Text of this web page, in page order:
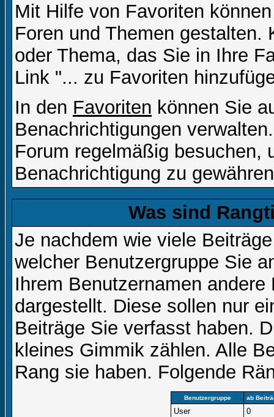
Mit Hilfe von Favoriten
Foren und Themen
oder Thema, das Sie in Ihre
Link "... zu Favoriten
In den Favoriten können Sie
Benachrichtigungen
Forum regelmäßig besuchen,
Benachrichtigung zu
Was sind
Je nachdem wie viele
welcher Benutzergruppe Sie
Ihrem Benutzernamen
dargestellt. Diese sollen nur
Beiträge Sie verfasst haben.
kleines Gimmik zählen. Alle
Rang sie haben. Folgende
Benutzergruppe ab
User
0